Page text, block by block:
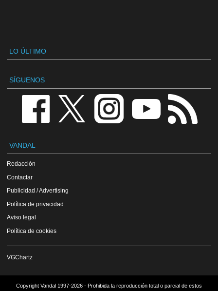
LO ÚLTIMO
SÍGUENOS
VANDAL
Redacción
Contactar
Publicidad / Advertising
Política de privacidad
Aviso legal
Política de cookies
VGChartz
Copyright Vandal 1997-2026 - Prohibida la reproducción total o parcial de estos